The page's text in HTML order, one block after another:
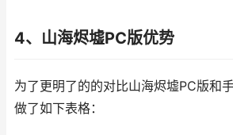
4、山海烬墟PC版优势
为了更明了的的对比山海烬墟PC版和
做了如下表格：